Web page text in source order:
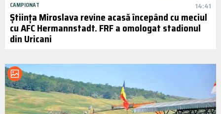
CAMPIONAT 14:41
Știința Miroslava revine acasă începând cu meciul
cu AFC Hermannstadt. FRF a omologat stadionul
din Uricani